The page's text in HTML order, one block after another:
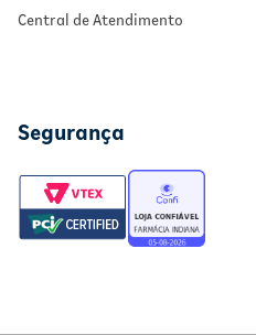
Central de Atendimento
Segurança